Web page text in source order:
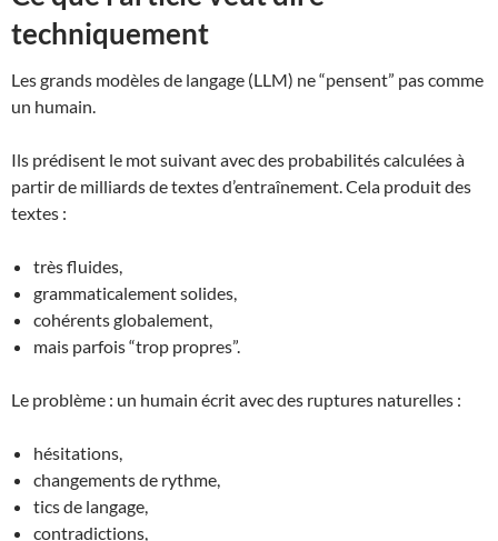
techniquement
Les grands modèles de langage (LLM) ne “pensent” pas comme
un humain.
Ils prédisent le mot suivant avec des probabilités calculées à
partir de milliards de textes d’entraînement. Cela produit des
textes :
très fluides,
grammaticalement solides,
cohérents globalement,
mais parfois “trop propres”.
Le problème : un humain écrit avec des ruptures naturelles :
hésitations,
changements de rythme,
tics de langage,
contradictions,